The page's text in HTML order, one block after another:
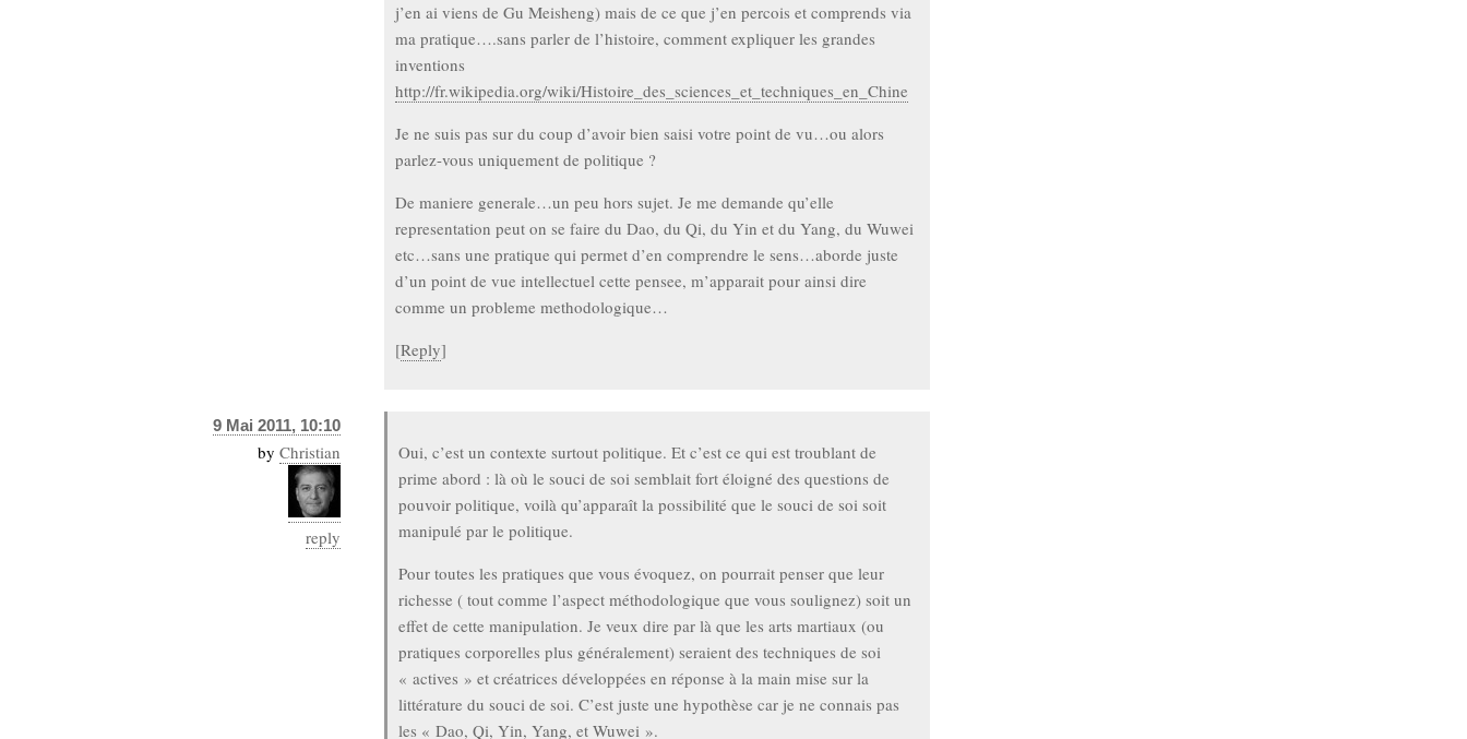
j’en ai viens de Gu Meisheng) mais de ce que j’en percois et comprends via
ma pratique….sans parler de l’histoire, comment expliquer les grandes
inventions
http://fr.wikipedia.org/wiki/Histoire_des_sciences_et_techniques_en_Chine
Je ne suis pas sur du coup d’avoir bien saisi votre point de vu…ou alors
parlez-vous uniquement de politique ?
De maniere generale…un peu hors sujet. Je me demande qu’elle
representation peut on se faire du Dao, du Qi, du Yin et du Yang, du Wuwei
etc…sans une pratique qui permet d’en comprendre le sens…aborde juste
d’un point de vue intellectuel cette pensee, m’apparait pour ainsi dire
comme un probleme methodologique…
[Reply]
9 Mai 2011, 10:10
by Christian
reply
Oui, c’est un contexte surtout politique. Et c’est ce qui est troublant de
prime abord : là où le souci de soi semblait fort éloigné des questions de
pouvoir politique, voilà qu’apparaît la possibilité que le souci de soi soit
manipulé par le politique.
Pour toutes les pratiques que vous évoquez, on pourrait penser que leur
richesse ( tout comme l’aspect méthodologique que vous soulignez) soit un
effet de cette manipulation. Je veux dire par là que les arts martiaux (ou
pratiques corporelles plus généralement) seraient des techniques de soi
« actives » et créatrices développées en réponse à la main mise sur la
littérature du souci de soi. C’est juste une hypothèse car je ne connais pas
les « Dao, Qi, Yin, Yang, et Wuwei ».